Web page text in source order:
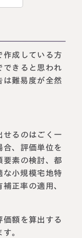
作成している方
できると思われ
は難易度が全然
るのはごく一
、評価単位を
要素の検討、都
な小規模宅地特
正率の適用、
額を算出する
。